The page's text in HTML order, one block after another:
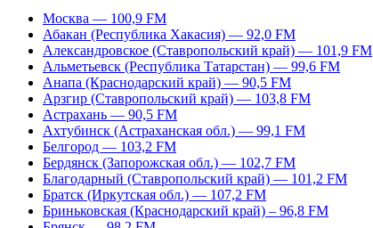
Москва — 100,9 FM
Абакан (Республика Хакасия) — 92,0 FM
Александровское (Ставропольский край) — 101,9 FM
Альметьевск (Республика Татарстан) — 99,6 FM
Анапа (Краснодарский край) — 90,5 FM
Арзгир (Ставропольский край) — 103,8 FM
Астрахань — 90,5 FM
Ахтубинск (Астраханская обл.) — 99,1 FM
Белгород — 103,2 FM
Бердянск (Запорожская обл.) — 102,7 FM
Благодарный (Ставропольский край) — 101,2 FM
Братск (Иркутская обл.) — 107,2 FM
Бриньковская (Краснодарский край) – 96,8 FM